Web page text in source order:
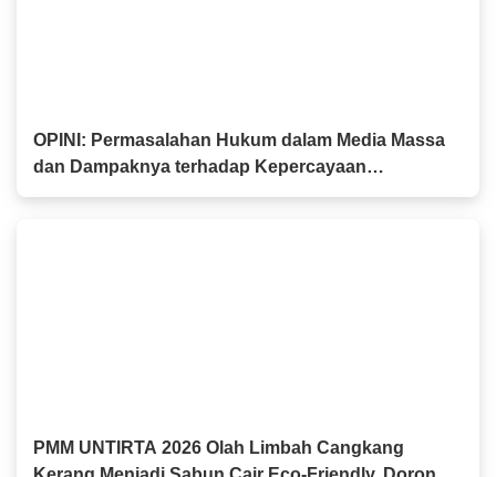
OPINI: Permasalahan Hukum dalam Media Massa
dan Dampaknya terhadap Kepercayaan
Masyarakat
PMM UNTIRTA 2026 Olah Limbah Cangkang